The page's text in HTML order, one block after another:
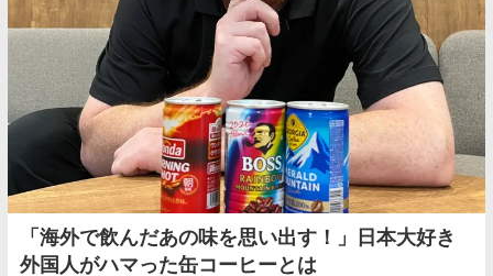
「海外で飲んだあの味を思い出す！」日本大好き
外国人がハマった缶コーヒーとは